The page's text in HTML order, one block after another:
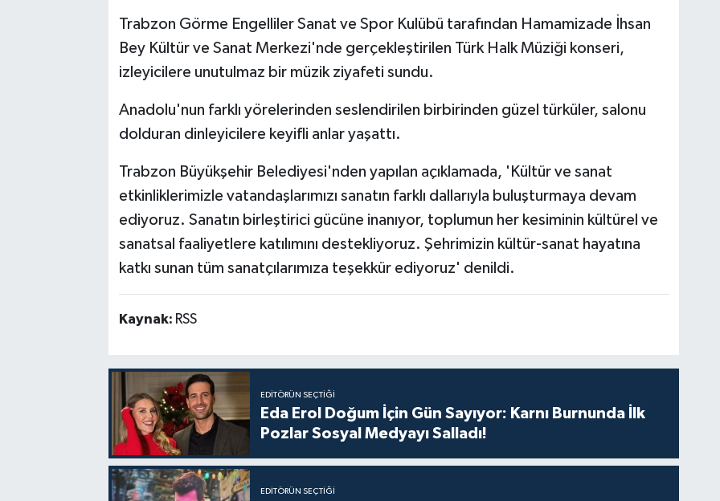
Trabzon Görme Engelliler Sanat ve Spor Kulübü tarafından Hamamizade İhsan
Bey Kültür ve Sanat Merkezi'nde gerçekleştirilen Türk Halk Müziği konseri,
izleyicilere unutulmaz bir müzik ziyafeti sundu.
Anadolu'nun farklı yörelerinden seslendirilen birbirinden güzel türküler, salonu
dolduran dinleyicilere keyifli anlar yaşattı.
Trabzon Büyükşehir Belediyesi'nden yapılan açıklamada, 'Kültür ve sanat
etkinliklerimizle vatandaşlarımızı sanatın farklı dallarıyla buluşturmaya devam
ediyoruz. Sanatın birleştirici gücüne inanıyor, toplumun her kesiminin kültürel ve
sanatsal faaliyetlere katılımını destekliyoruz. Şehrimizin kültür-sanat hayatına
katkı sunan tüm sanatçılarımıza teşekkür ediyoruz' denildi.
Kaynak: RSS
EDITÖRÜN SEÇTIĞI
Eda Erol Doğum İçin Gün Sayıyor: Karnı Burnunda İlk
Pozlar Sosyal Medyayı Salladı!
EDITÖRÜN SEÇTIĞI